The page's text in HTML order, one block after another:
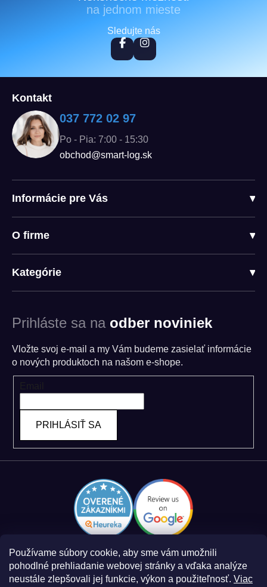
Používame súbory cookie, aby sme vám umožnili
pohodlné prehliadanie webovej stránky a vďaka analýze
neustále zlepšovali jej funkcie, výkon a použiteľnosť. Viac
na jednom mieste
Sledujte nás
Kontakt
037 772 02 97
Po - Pia: 7:00 - 15:30
obchod@smart-log.sk
Informácie pre Vás ▾
O firme ▾
Kategórie ▾
Prihláste sa na odber noviniek
Vložte svoj e-mail a my Vám budeme zasielať informácie
o nových produktoch na našom e-shope.
PRIHLÁSIŤ SA